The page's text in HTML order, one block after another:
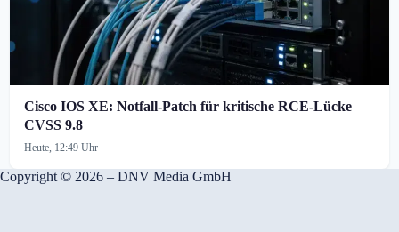
Cisco IOS XE: Notfall-Patch für kritische RCE-Lücke
CVSS 9.8
Heute, 12:49 Uhr
Copyright © 2026 – DNV Media GmbH